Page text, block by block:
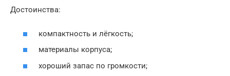
Достоинства:
компактность и лёгкость;
материалы корпуса;
хороший запас по громкости;